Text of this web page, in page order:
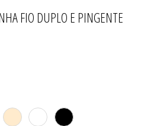
FIO DUPLO E PINGENTE